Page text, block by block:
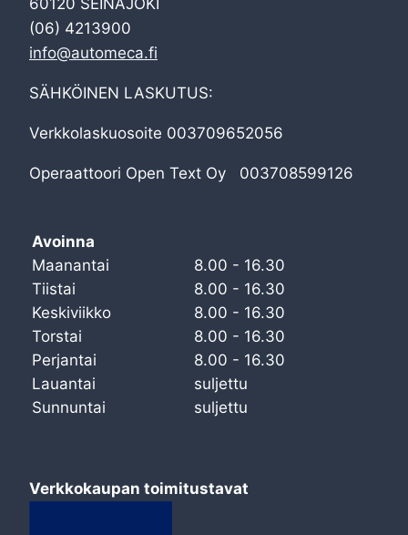
(06) 4213900
info@automeca.fi
SÄHKÖINEN LASKUTUS:
Verkkolaskuosoite 003709652056
Operaattoori Open Text Oy 003708599126
Avoinna
Maanantai
8.00 - 16.30
Tiistai
8.00 - 16.30
Keskiviikko
8.00 - 16.30
Torstai
8.00 - 16.30
Perjantai
8.00 - 16.30
Lauantai
suljettu
Sunnuntai
suljettu
Verkkokaupan toimitustavat